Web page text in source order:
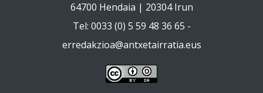
64700 Hendaia | 20304 Irun
Tel: 0033 (0) 5 59 48 36 65 -
erredakzioa@antxetairratia.eus